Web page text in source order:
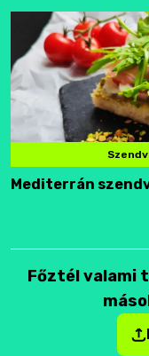
Mediterrán
Főztél valami